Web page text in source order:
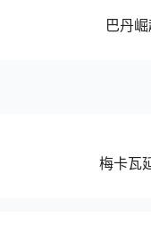
巴丹
梅卡瓦